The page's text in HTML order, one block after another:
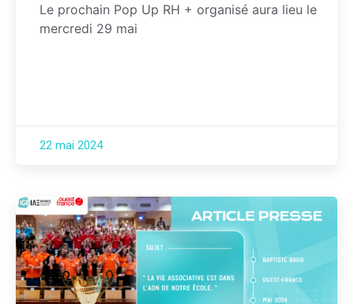
Le prochain Pop Up RH + organisé aura lieu le
mercredi 29 mai
22 mai 2024